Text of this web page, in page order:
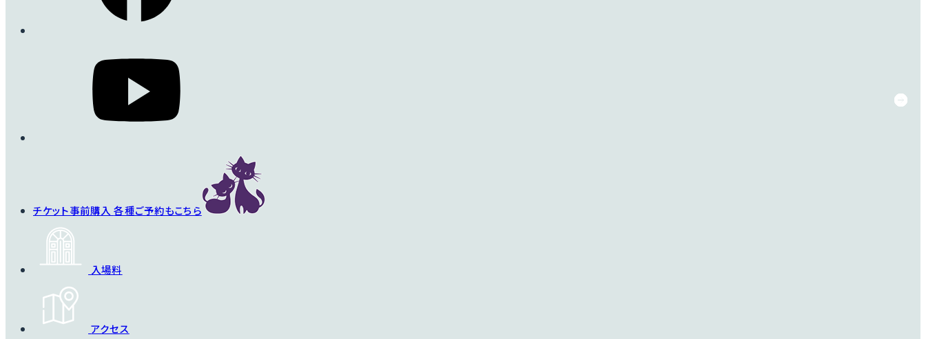
チケット事前購入各種ご予約もこちら
入場料
アクセス